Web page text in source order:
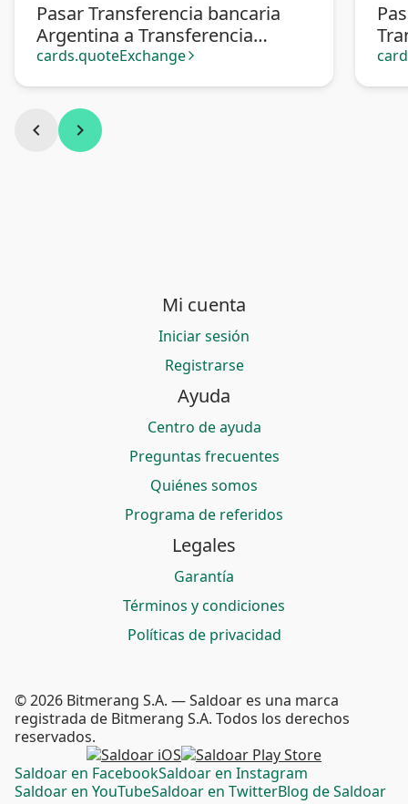
Pasar Transferencia bancaria
Argentina a Transferencia
bancaria Perú
cards.quoteExchange arrow_forward_ios
chevron_left chevron_right
Mi cuenta
Iniciar sesión
Registrarse
Ayuda
Centro de ayuda
Preguntas frecuentes
Quiénes somos
Programa de referidos
Legales
Garantía
Términos y condiciones
Políticas de privacidad
Saldoar en FacebookSaldoar en Instagram
Saldoar en YouTubeSaldoar en TwitterBlog de Saldoar
© 2026 Bitmerang S.A. — Saldoar es una marca
registrada de Bitmerang S.A. Todos los derechos
reservados.